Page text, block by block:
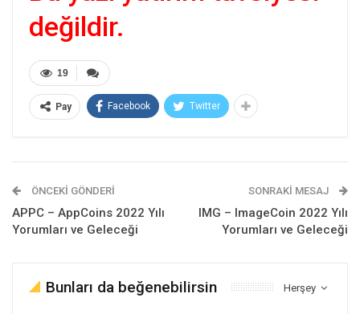
değildir.
19
Pay Facebook Twitter
ÖNCEKI GÖNDERI
APPC – AppCoins 2022 Yılı
Yorumları ve Geleceği
SONRAKI MESAJ
IMG – ImageCoin 2022 Yılı
Yorumları ve Geleceği
Herşey
Bunları da beğenebilirsin